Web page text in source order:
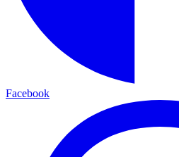
Facebook